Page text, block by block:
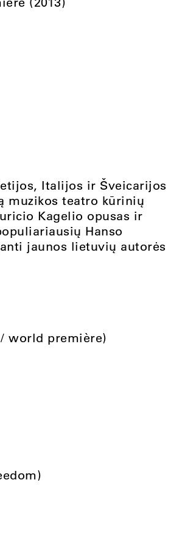
Italijos ir Šveicarijos
muzikos teatro kūrinių
Kagelio opusas ir
Hanso
jaunos lietuvių autorės
world première)